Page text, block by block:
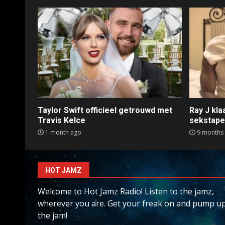
Taylor Swift officieel getrouwd met
Travis Kelce
1 month ago
Ray J
sekstape
9 months
HOT JAMZ
Welcome to Hot Jamz Radio! Listen to the jamz,
wherever you are. Get your freak on and pump
the jam!